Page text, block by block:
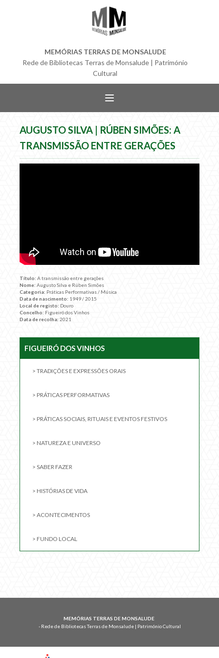
MEMÓRIAS TERRAS DE MONSALUDE
Rede de Bibliotecas Terras de Monsalude | Património
Cultural
FIGUEIRÓ DOS VINHOS
> TRADIÇÕES E EXPRESSÕES ORAIS
> PRÁTICAS PERFORMATIVAS
> PRÁTICAS SOCIAIS, RITUAIS E EVENTOS FESTIVOS
> NATUREZA E UNIVERSO
> SABER FAZER
> HISTÓRIAS DE VIDA
> ACONTECIMENTOS
> FUNDO LOCAL
AUGUSTO SILVA | RÚBEN SIMÕES: A
TRANSMISSÃO ENTRE GERAÇÕES
Título: A transmissão entre gerações
Nome: Augusto Silva e Rúben Simões
Categoria: Práticas Performativas / Música
Data de nascimento: 1949 / 2015
Local de registo: Douro
Concelho: Figueiró dos Vinhos
Data de recolha: 2021
MEMÓRIAS TERRAS DE MONSALUDE
- Rede de Bibliotecas Terras de Monsalude | Património Cultural